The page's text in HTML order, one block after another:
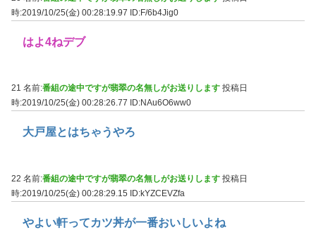
時:2019/10/25(金) 00:28:19.97 ID:F/6b4Jig0
はよ4ねデブ
21 名前:番組の途中ですが翡翠の名無しがお送りします 投稿日
時:2019/10/25(金) 00:28:26.77
ID:NAu6O6ww0
大戸屋とはちゃうやろ
22 名前:番組の途中ですが翡翠の名無しがお送りします 投稿日
時:2019/10/25(金) 00:28:29.15 ID:kYZCEVZfa
やよい軒ってカツ丼が一番おいしいよね